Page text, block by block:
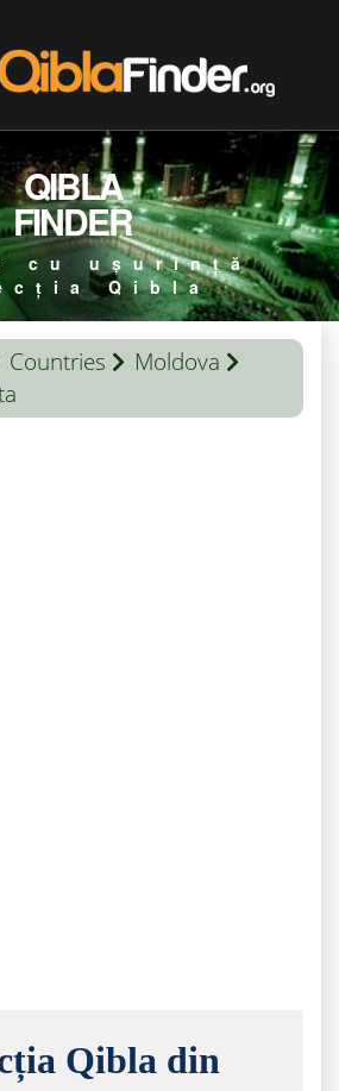
QIBLA
FINDER
cu ușurință
Qibla
Countries
Moldova
Qibla din